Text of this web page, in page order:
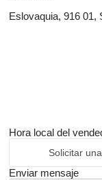
Eslovaquia, 916 01,
Hora local del
Solicitar
Enviar mensaje